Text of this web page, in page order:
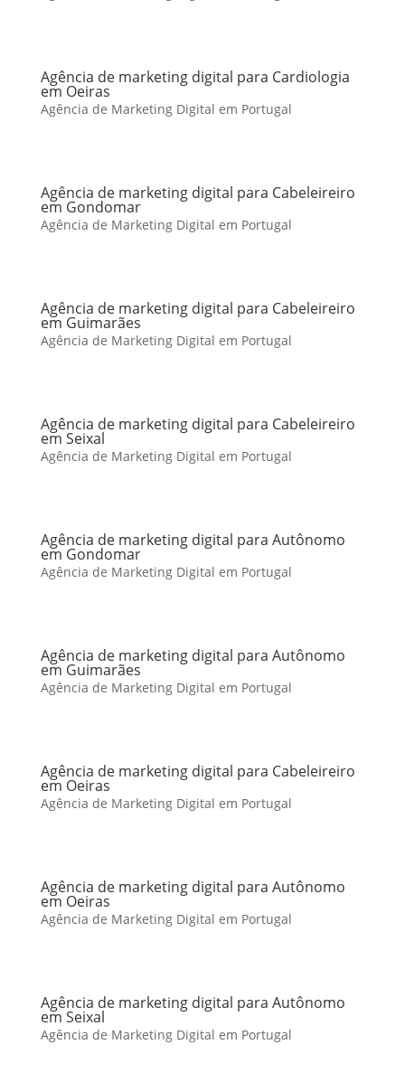
Agência de marketing digital para Cardiologia
em Oeiras
Agência de Marketing Digital em Portugal
Agência de marketing digital para Cabeleireiro
em Gondomar
Agência de Marketing Digital em Portugal
Agência de marketing digital para Cabeleireiro
em Guimarães
Agência de Marketing Digital em Portugal
Agência de marketing digital para Cabeleireiro
em Seixal
Agência de Marketing Digital em Portugal
Agência de marketing digital para Autônomo
em Gondomar
Agência de Marketing Digital em Portugal
Agência de marketing digital para Autônomo
em Guimarães
Agência de Marketing Digital em Portugal
Agência de marketing digital para Cabeleireiro
em Oeiras
Agência de Marketing Digital em Portugal
Agência de marketing digital para Autônomo
em Oeiras
Agência de Marketing Digital em Portugal
Agência de marketing digital para Autônomo
em Seixal
Agência de Marketing Digital em Portugal